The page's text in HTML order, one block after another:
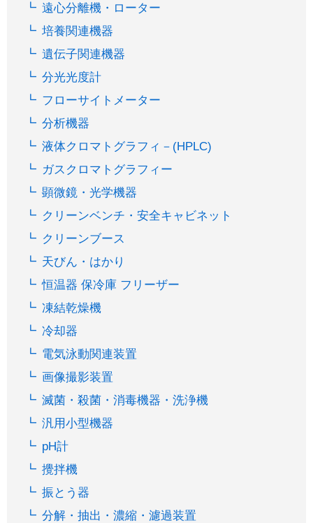
遠心分離機・ローター
培養関連機器
遺伝子関連機器
分光光度計
フローサイトメーター
分析機器
液体クロマトグラフィ－(HPLC)
ガスクロマトグラフィー
顕微鏡・光学機器
クリーンベンチ・安全キャビネット
クリーンブース
天びん・はかり
恒温器 保冷庫 フリーザー
凍結乾燥機
冷却器
電気泳動関連装置
画像撮影装置
滅菌・殺菌・消毒機器・洗浄機
汎用小型機器
pH計
攪拌機
振とう器
分解・抽出・濃縮・濾過装置